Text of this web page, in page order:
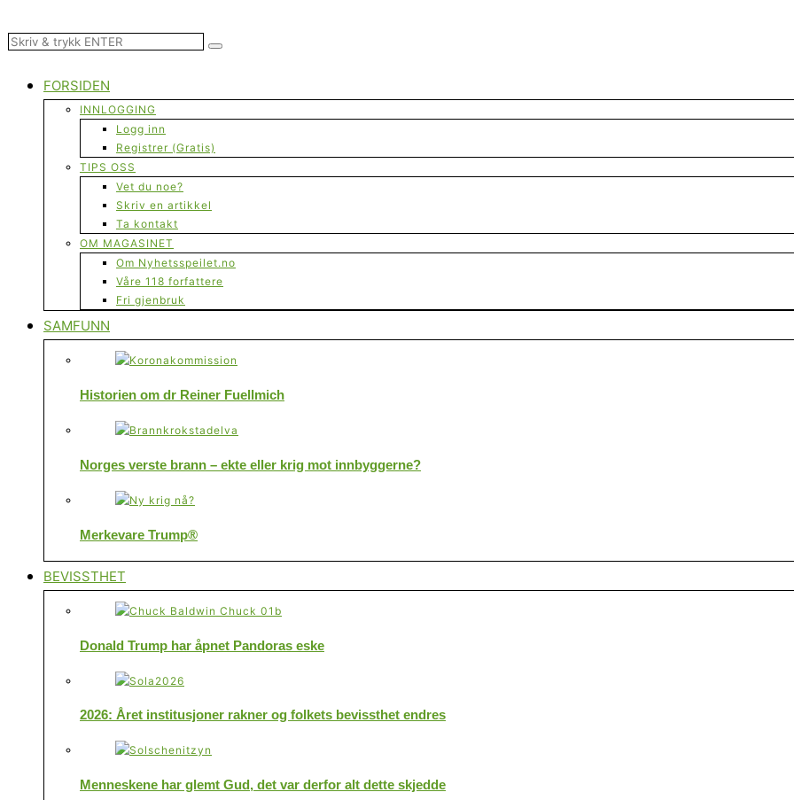
FORSIDEN
INNLOGGING
Logg inn
Registrer (Gratis)
TIPS OSS
Vet du noe?
Skriv en artikkel
Ta kontakt
OM MAGASINET
Om Nyhetsspeilet.no
Våre 118 forfattere
Fri gjenbruk
SAMFUNN
Historien om dr Reiner Fuellmich
Norges verste brann – ekte eller krig mot innbyggerne?
Merkevare Trump®
BEVISSTHET
Donald Trump har åpnet Pandoras eske
2026: Året institusjoner rakner og folkets bevissthet endres
Menneskene har glemt Gud, det var derfor alt dette skjedde